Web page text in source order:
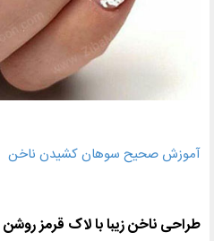
آموزش صحیح سوهان کشیدن ناخن
طراحی ناخن زیبا با لاک قرمز روشن